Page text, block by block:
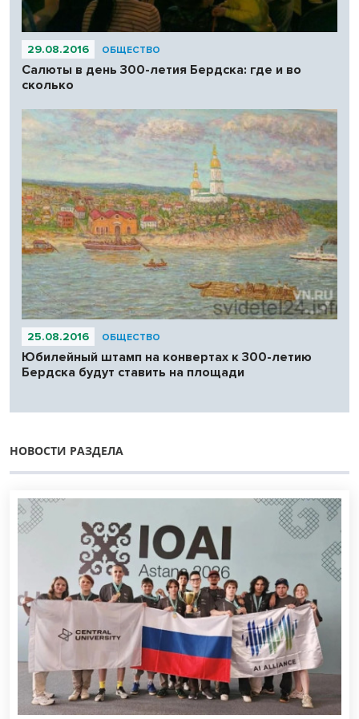
29.08.2016 ОБЩЕСТВО
Салюты в день 300-летия Бердска: где и во
сколько
25.08.2016 ОБЩЕСТВО
Юбилейный штамп на конвертах к 300-летию
Бердска будут ставить на площади
НОВОСТИ РАЗДЕЛА